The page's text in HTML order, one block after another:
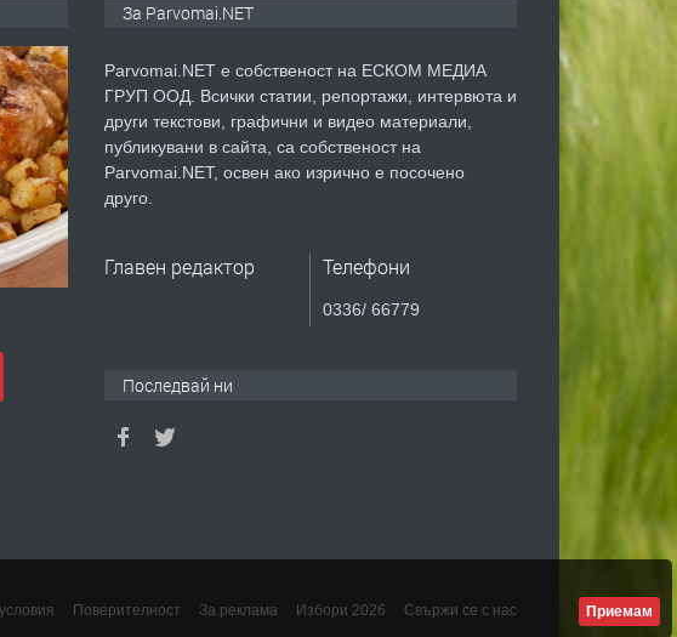
За Parvomai.NET
Parvomai.NET е собственост на ЕСКОМ МЕДИА
ГРУП ООД. Всички статии, репортажи, интервюта и
други текстови, графични и видео материали,
публикувани в сайта, са собственост на
Parvomai.NET, освен ако изрично е посочено
друго.
Главен редактор Телефони
0336/ 66779
Последвай ни
Поверителност За реклама Избори 2026 Свържи се с нас Приемам